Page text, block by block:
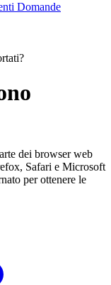
Domande
dei browser web
Safari e Microsoft
per ottenere le